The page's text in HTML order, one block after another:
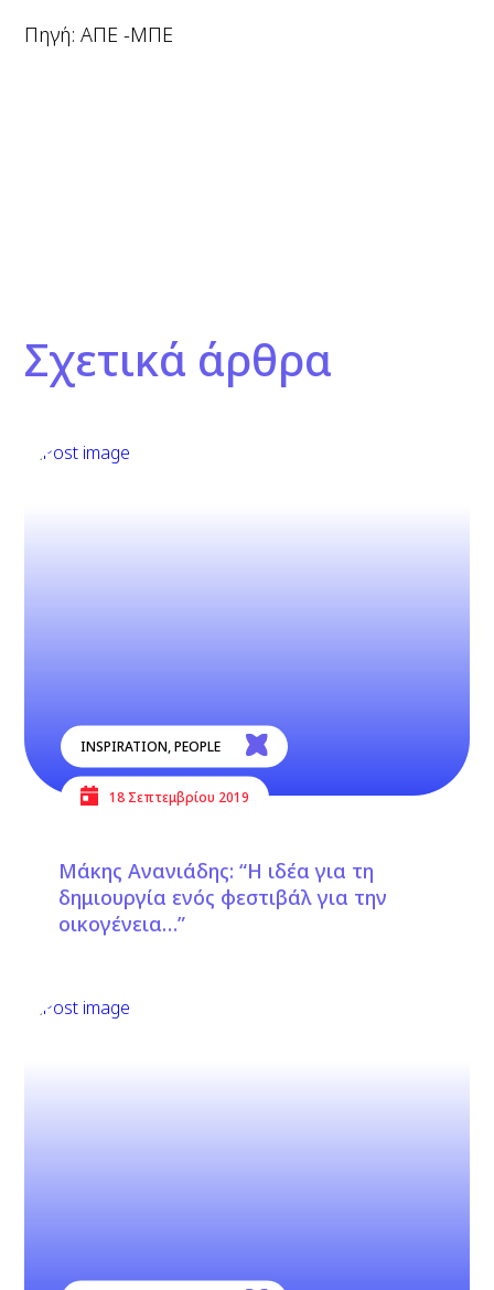
Πηγή: ΑΠΕ -ΜΠΕ
Σχετικά άρθρα
INSPIRATION,PEOPLE
18 Σεπτεμβρίου 2019
Μάκης Ανανιάδης: “Η ιδέα για τη
δημιουργία ενός φεστιβάλ για την
οικογένεια…”